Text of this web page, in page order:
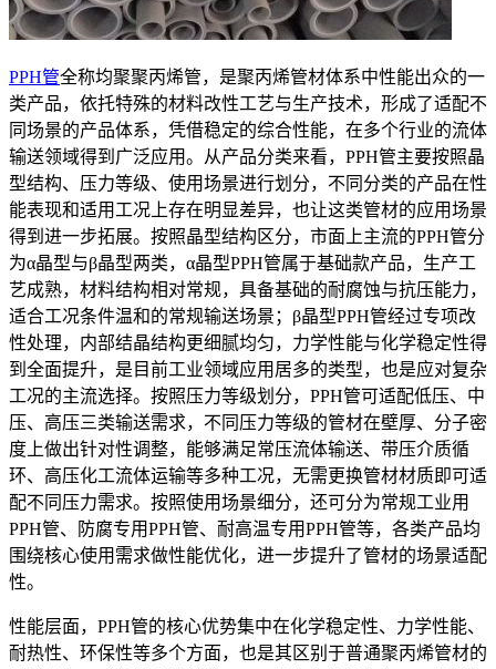
PPH管全称均聚聚丙烯管，是聚丙烯管材体系中性能出众的一
类产品，依托特殊的材料改性工艺与生产技术，形成了适配不
同场景的产品体系，凭借稳定的综合性能，在多个行业的流体
输送领域得到广泛应用。从产品分类来看，PPH管主要按照晶
型结构、压力等级、使用场景进行划分，不同分类的产品在性
能表现和适用工况上存在明显差异，也让这类管材的应用场景
得到进一步拓展。按照晶型结构区分，市面上主流的PPH管分
为α晶型与β晶型两类，α晶型PPH管属于基础款产品，生产工
艺成熟，材料结构相对常规，具备基础的耐腐蚀与抗压能力，
适合工况条件温和的常规输送场景；β晶型PPH管经过专项改
性处理，内部结晶结构更细腻均匀，力学性能与化学稳定性得
到全面提升，是目前工业领域应用居多的类型，也是应对复杂
工况的主流选择。按照压力等级划分，PPH管可适配低压、中
压、高压三类输送需求，不同压力等级的管材在壁厚、分子密
度上做出针对性调整，能够满足常压流体输送、带压介质循
环、高压化工流体运输等多种工况，无需更换管材材质即可适
配不同压力需求。按照使用场景细分，还可分为常规工业用
PPH管、防腐专用PPH管、耐高温专用PPH管等，各类产品均
围绕核心使用需求做性能优化，进一步提升了管材的场景适配
性。
性能层面，PPH管的核心优势集中在化学稳定性、力学性能、
耐热性、环保性等多个方面，也是其区别于普通聚丙烯管材的